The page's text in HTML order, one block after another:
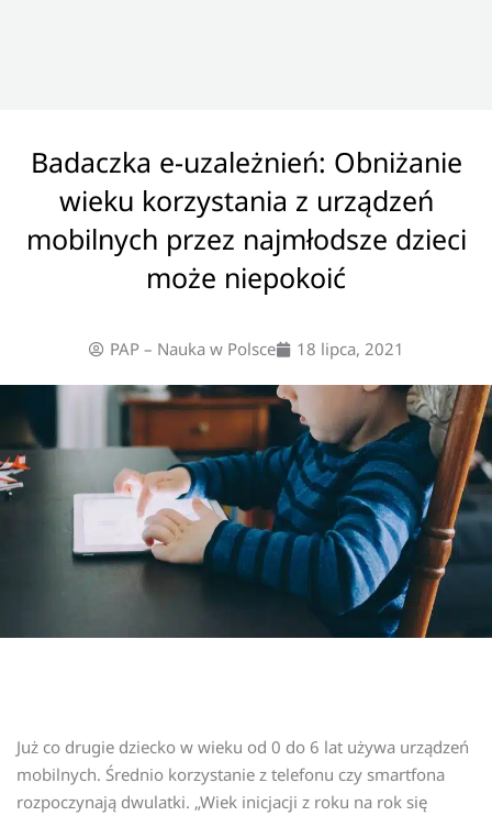
Badaczka e-uzależnień: Obniżanie
wieku korzystania z urządzeń
mobilnych przez najmłodsze dzieci
może niepokoić
PAP – Nauka w Polsce 18 lipca, 2021
Już co drugie dziecko w wieku od 0 do 6 lat używa urządzeń
mobilnych. Średnio korzystanie z telefonu czy smartfona
rozpoczynają dwulatki. „Wiek inicjacji z roku na rok się